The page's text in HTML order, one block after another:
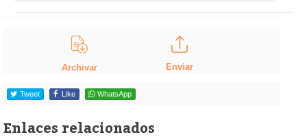
Archivar Enviar
Tweet Like WhatsApp
Enlaces relacionados